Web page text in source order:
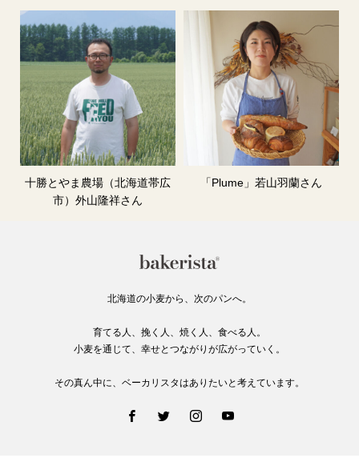
ん
十勝とやま農場（北海道帯広
市）外山隆祥さん
「Plume」若山羽蘭さん
北海道の小麦から、次のパンへ。
育てる人、挽く人、焼く人、食べる人。
小麦を通じて、幸せとつながりが広がっていく。
その真ん中に、ベーカリスタはありたいと考えています。